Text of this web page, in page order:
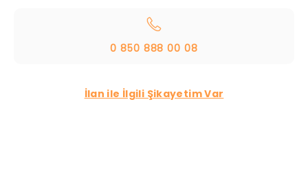
0 850 888 00 08
İlan ile İlgili Şikayetim Var